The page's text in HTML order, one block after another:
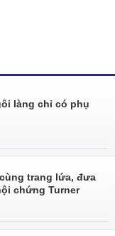
làng chỉ có phụ
trang lứa, đưa
chứng Turner